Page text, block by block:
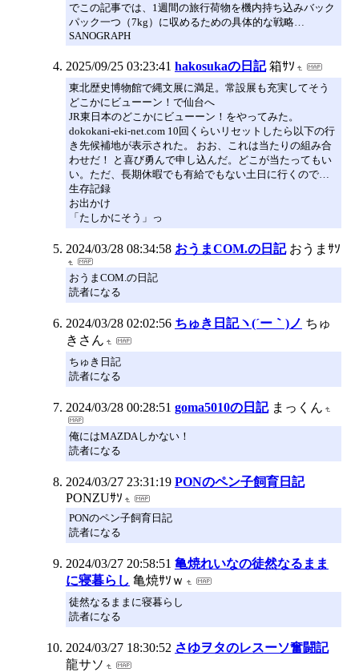
でこの記事では、1週間の旅行荷物を機内持ち込みバック
パック一つ（7kg）に収めるための具体的な戦略…
SANOGRAPH
2025/09/25 03:23:41 hakosukaの日記 箱ｻｿ
東北歴史博物館で縄文展に満足。常設展も充実してそう
どこかにビューーン！で仙台へ
JR東日本のどこかにビューーン！をやってみた。
dokokani-eki-net.com 10回くらいリセットしたら以下の行
き先候補地が表示された。 おお、これは当たりの組み合
わせだ！ と喜び勇んで申し込んだ。どこが当たってもい
い。ただ、長期休暇でも有給でもない土日に行くので…
生存記録
お出かけ
「たしかにそう」っ
2024/03/28 08:34:58 おうまCOM.の日記 おうまｻｿ
おうまCOM.の日記
読者になる
2024/03/28 02:02:56 ちゅき日記ヽ(´ー｀)ノ ちゅ
きさん
ちゅき日記
読者になる
2024/03/28 00:28:51 goma5010の日記 まっくん
俺にはMAZDAしかない！
読者になる
2024/03/27 23:31:19 PONのペン子飼育日記
PONZUｻｿ
PONのペン子飼育日記
読者になる
2024/03/27 20:58:51 亀焼れいなの徒然なるまま
に寝暮らし 亀焼ｻｿｗ
徒然なるままに寝暮らし
読者になる
2024/03/27 18:30:52 さゆヲタのレスーソ奮闘記
龍サソ